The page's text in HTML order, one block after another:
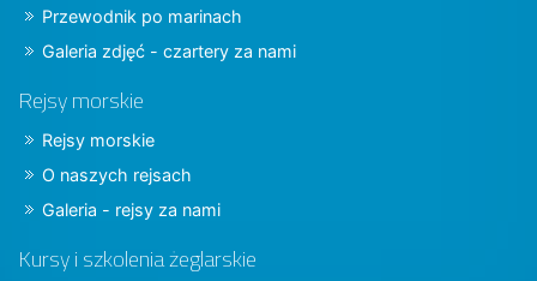
Przewodnik po marinach
Galeria zdjęć - czartery za nami
Rejsy morskie
Rejsy morskie
O naszych rejsach
Galeria - rejsy za nami
Kursy i szkolenia żeglarskie